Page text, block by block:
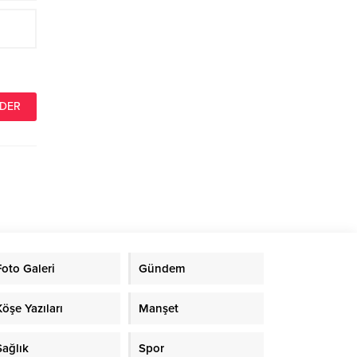
Galeri Gündem
Yazıları Manşet
Spor